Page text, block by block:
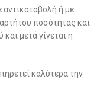
αντικαταβολή ή με
ποσότητας και
μετά γίνεται η
καλύτερα την